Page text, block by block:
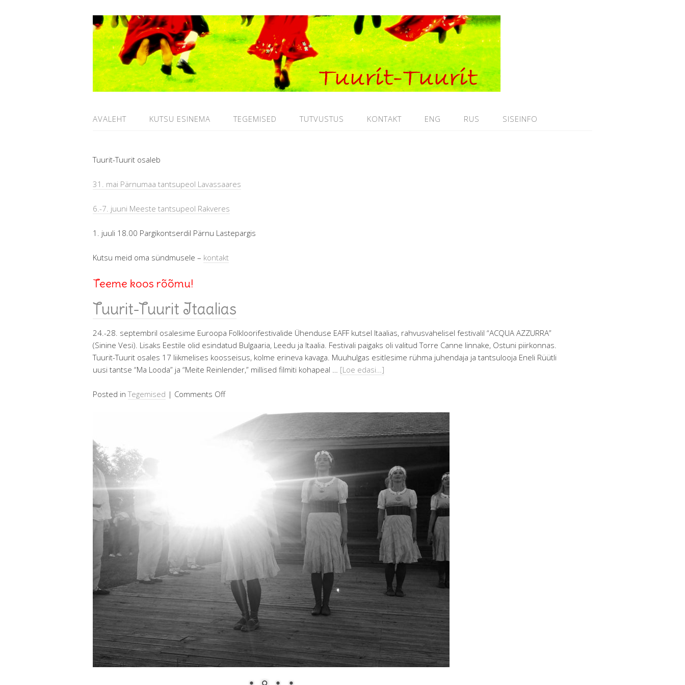
AVALEHT KUTSU ESINEMA TEGEMISED TUTVUSTUS KONTAKT ENG RUS SISEINFO
Tuurit-Tuurit osaleb
31. mai Pärnumaa tantsupeol Lavassaares
6.-7. juuni Meeste tantsupeol Rakveres
1. juuli 18.00 Pargikontserdil Pärnu Lastepargis
Kutsu meid oma sündmusele – kontakt
Teeme koos rõõmu!
Tuurit-Tuurit Itaalias
24.-28. septembril osalesime Euroopa Folkloorifestivalide Ühenduse EAFF kutsel Itaalias, rahvusvahelisel festivalil “ACQUA AZZURRA”
(Sinine Vesi). Lisaks Eestile olid esindatud Bulgaaria, Leedu ja Itaalia. Festivali paigaks oli valitud Torre Canne linnake, Ostuni piirkonnas.
Tuurit-Tuurit osales 17 liikmelises koosseisus, kolme erineva kavaga. Muuhulgas esitlesime rühma juhendaja ja tantsulooja Eneli Rüütli
uusi tantse “Ma Looda” ja “Meite Reinlender,” millised filmiti kohapeal … [Loe edasi…]
Posted in Tegemised | Comments Offon
Itaalias